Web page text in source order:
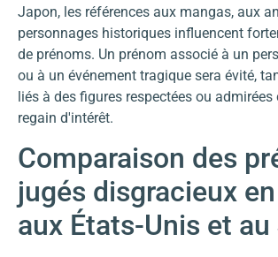
Japon, les références aux mangas, aux
personnages historiques influencent
de prénoms. Un prénom associé à un
ou à un événement tragique sera évité,
liés à des figures respectées ou
regain d'intérêt.
Comparaison des
jugés disgracieux
aux États-Unis et